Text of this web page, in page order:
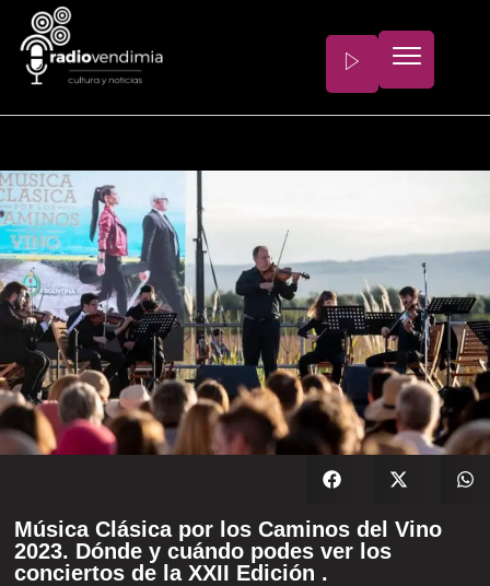
Música Clásica por los Caminos del Vino
2023. Dónde y cuándo podes ver los
conciertos de la XXII Edición .